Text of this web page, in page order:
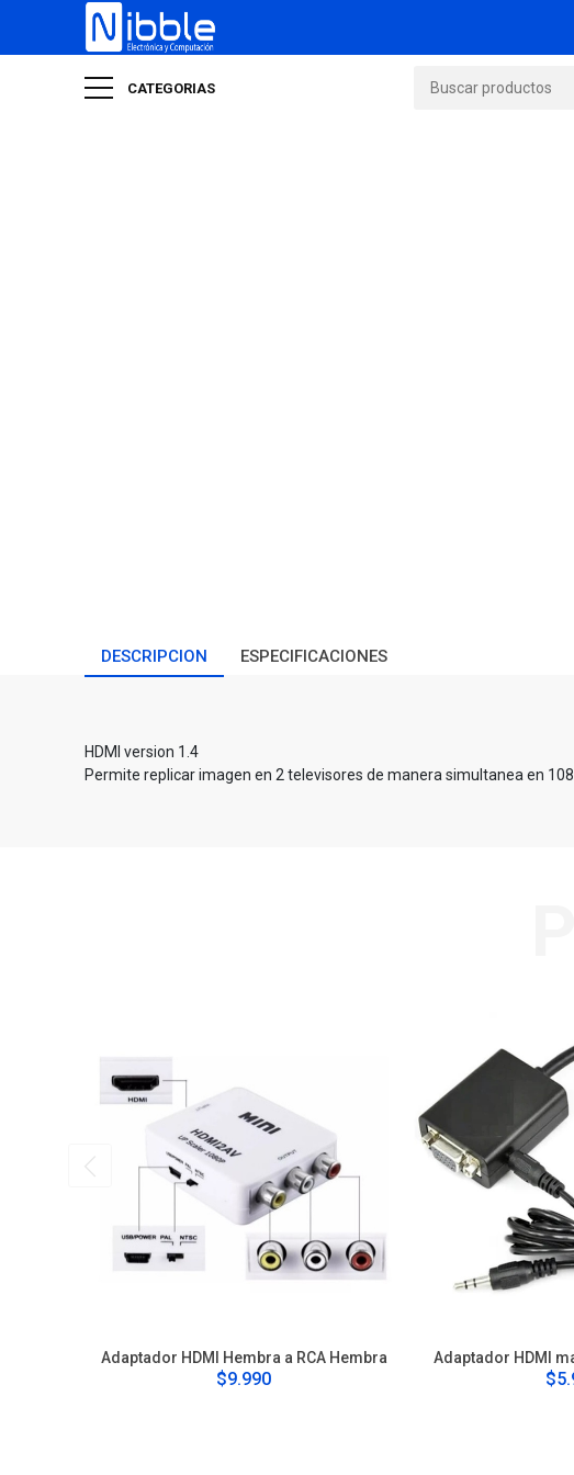
CATEGORIAS
DESCRIPCION ESPECIFICACIONES
HDMI version 1.4
Permite replicar imagen en 2 televisores de manera simultanea en
Adaptador HDMI Hembra a RCA Hembra
$9.990
Adaptador HDMI